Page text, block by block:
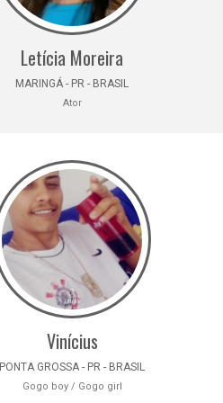
Letícia Moreira
MARINGÁ - PR - BRASIL
Ator
Vinícius
PONTA GROSSA - PR - BRASIL
Gogo boy / Gogo girl